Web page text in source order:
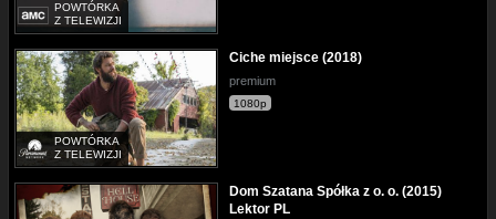
POWTÓRKA
Z TELEWIZJI
POWTÓRKA
Z TELEWIZJI
Ciche miejsce (2018)
premium
1080p
Dom Szatana Spółka z o. o. (2015)
Lektor PL